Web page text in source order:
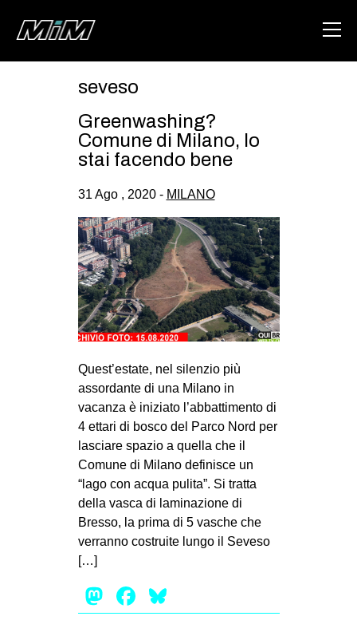
ABOUT
DEGENERAZIONE
GAZA FREESTYLE
CSOA LAMBRETTA
MSM
STUDENTI TSUNAMI
ZAM
MILANO
MOBILITAZIONI
SPAZI
SPORT POPOLARE
MOVIMENTI
AMBIENTE
ANTIFASCISMO
GENERI
MIGRAZIONI
seveso
Greenwashing?
Comune di Milano, lo
stai facendo bene
31 Ago , 2020 - MILANO
Quest’estate, nel silenzio più
assordante di una Milano in
vacanza è iniziato l’abbattimento di
4 ettari di bosco del Parco Nord per
lasciare spazio a quella che il
Comune di Milano definisce un
“lago con acqua pulita”. Si tratta
della vasca di laminazione di
Bresso, la prima di 5 vasche che
verranno costruite lungo il Seveso
[…]
Mastodon
Facebook